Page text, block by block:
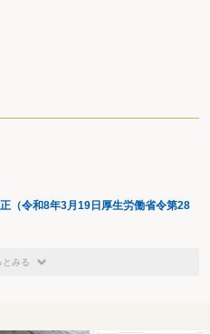
（令和8年3月19日厚生労働省令第28
とみる